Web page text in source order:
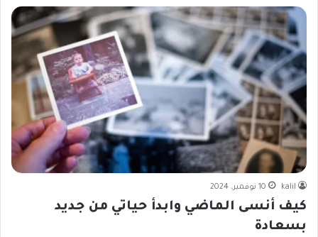
kalil 10 نوفمبر، 2024
كيف أنسى الماضي وابدأ حياتي من جديد
بسعادة